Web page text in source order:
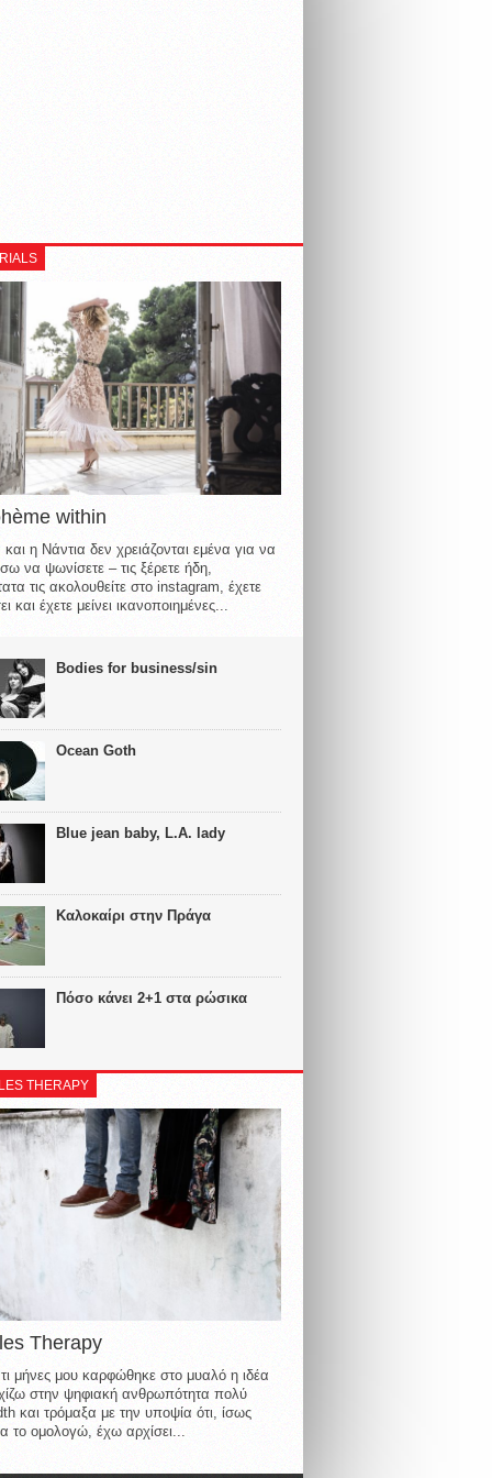
within
η Νάντια δεν χρειάζονται εμένα για να
να ψωνίσετε – τις ξέρετε ήδη,
τις ακολουθείτε στο instagram, έχετε
και έχετε μείνει ικανοποιημένες...
Bodies for business/sin
Ocean Goth
Blue jean baby, L.A. lady
Καλοκαίρι στην Πράγα
Πόσο κάνει 2+1 στα ρώσικα
THERAPY
Therapy
μήνες μου καρφώθηκε στο μυαλό η ιδέα
στην ψηφιακή ανθρωπότητα πολύ
και τρόμαξα με την υποψία ότι, ίσως
το ομολογώ, έχω αρχίσει...